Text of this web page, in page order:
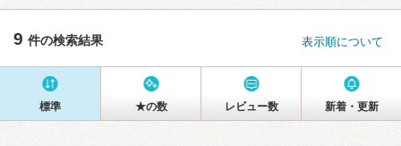
9 件の検索結果 表示順について
標準 ★の数 レビュー数 新着・更新